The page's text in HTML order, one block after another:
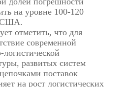
на уровне 100-120
США.
отметить, что для
современной
логистической
развитых систем
поставок
на рост логистических